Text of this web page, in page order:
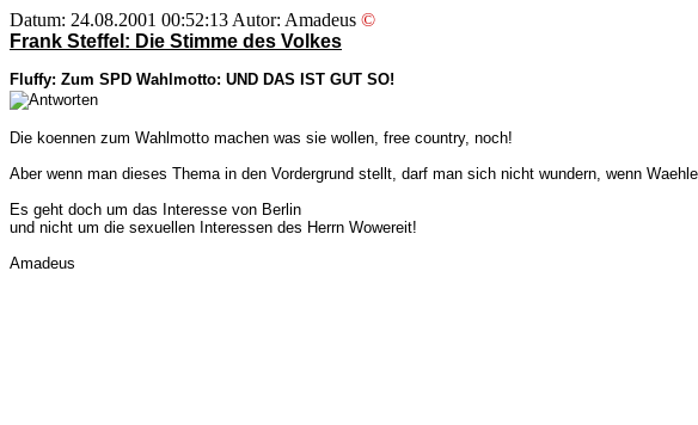
Datum: 24.08.2001 00:52:13 Autor: Amadeus ©
Frank Steffel: Die Stimme des Volkes
Fluffy: Zum SPD Wahlmotto: UND DAS IST GUT SO!
Die koennen zum Wahlmotto machen was sie wollen, free country, noch!
Aber wenn man dieses Thema in den Vordergrund stellt, darf man sich nicht wundern, wenn
Es geht doch um das Interesse von Berlin
und nicht um die sexuellen Interessen des Herrn Wowereit!
Amadeus